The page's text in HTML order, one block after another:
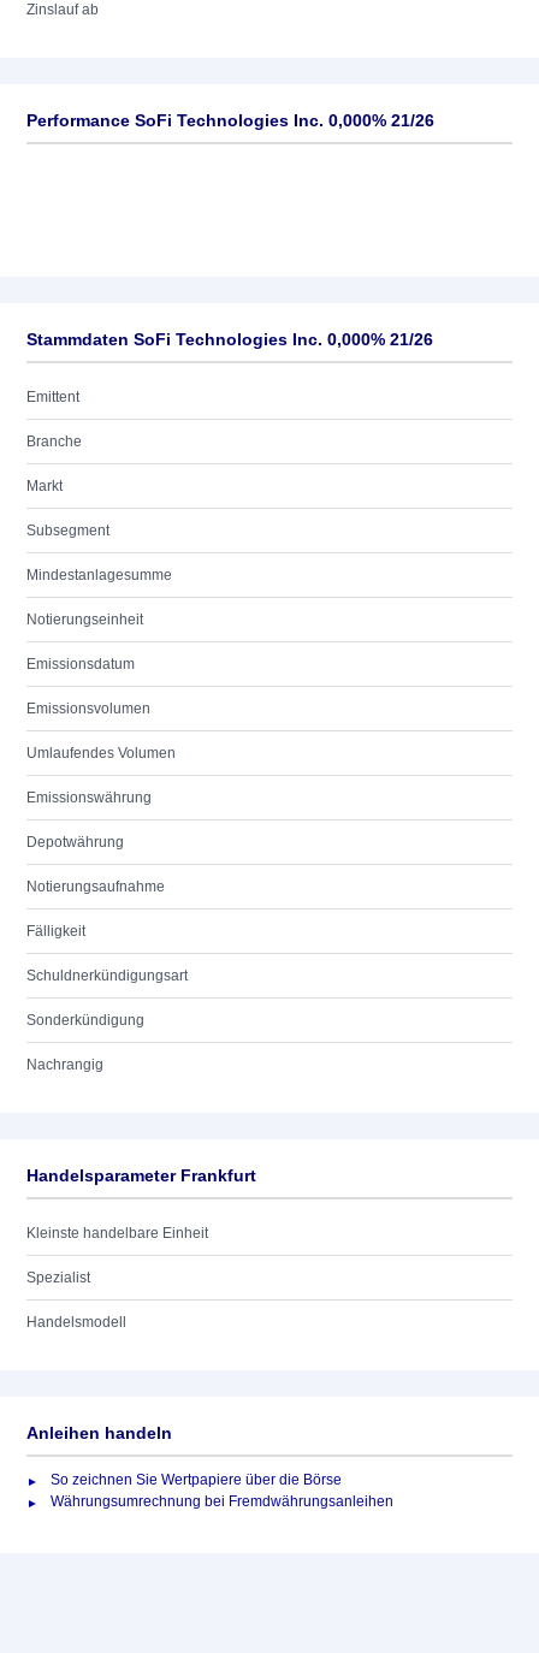
Zinslauf ab
Performance SoFi Technologies Inc. 0,000% 21/26
Stammdaten SoFi Technologies Inc. 0,000% 21/26
Emittent
Branche
Markt
Subsegment
Mindestanlagesumme
Notierungseinheit
Emissionsdatum
Emissionsvolumen
Umlaufendes Volumen
Emissionswährung
Depotwährung
Notierungsaufnahme
Fälligkeit
Schuldnerkündigungsart
Sonderkündigung
Nachrangig
Handelsparameter Frankfurt
Kleinste handelbare Einheit
Spezialist
Handelsmodell
Anleihen handeln
So zeichnen Sie Wertpapiere über die Börse
Währungsumrechnung bei Fremdwährungsanleihen